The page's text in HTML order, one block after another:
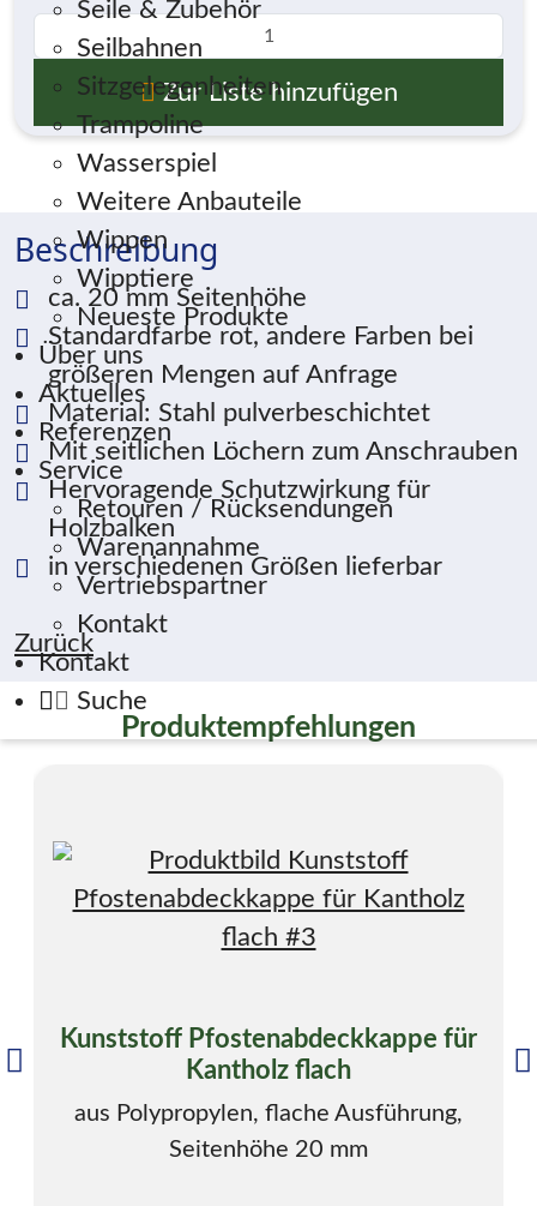
Seile & Zubehör
Seilbahnen
Sitzgelegenheiten
Trampoline
Wasserspiel
Weitere Anbauteile
Wippen
Wipptiere
Neueste Produkte
Über uns
Aktuelles
Referenzen
Service
Retouren / Rücksendungen
Warenannahme
Vertriebspartner
Kontakt
Kontakt
Suche
Zur Liste hinzufügen
Beschreibung
ca. 20 mm Seitenhöhe
Standardfarbe rot, andere Farben bei
größeren Mengen auf Anfrage
Material: Stahl pulverbeschichtet
Mit seitlichen Löchern zum Anschrauben
Hervoragende Schutzwirkung für
Holzbalken
in verschiedenen Größen lieferbar
Zurück
Produktempfehlungen
Kunststoff Pfostenabdeckkappe für
Kantholz flach
aus Polypropylen, flache Ausführung,
Seitenhöhe 20 mm